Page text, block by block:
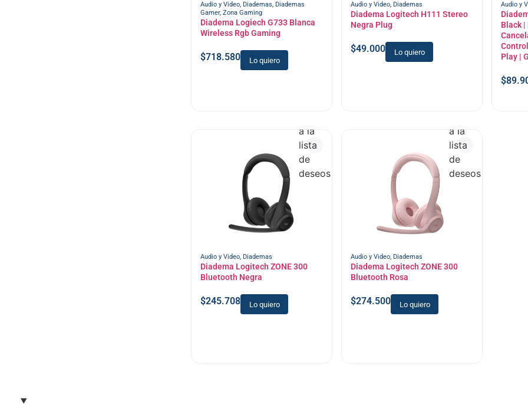
Audio y Video, Diademas, Diademas
Gamer, Zona Gaming
Diadema Logiech G733 Blanca
Wireless Rgb Gaming
$718.580 Lo quiero
Audio y Video, Diademas
Diadema Logitech H111 Stereo
Negra Plug
$49.000 Lo quiero
Audio y
Black
Play |
$
Audio y Video, Diademas
Diadema Logitech ZONE 300
Bluetooth Negra
$245.708 Lo quiero
a la
lista
de
deseos
Audio y Video, Diademas
Diadema Logitech ZONE 300
Bluetooth Rosa
$274.500 Lo quiero
a la
lista
de
deseos